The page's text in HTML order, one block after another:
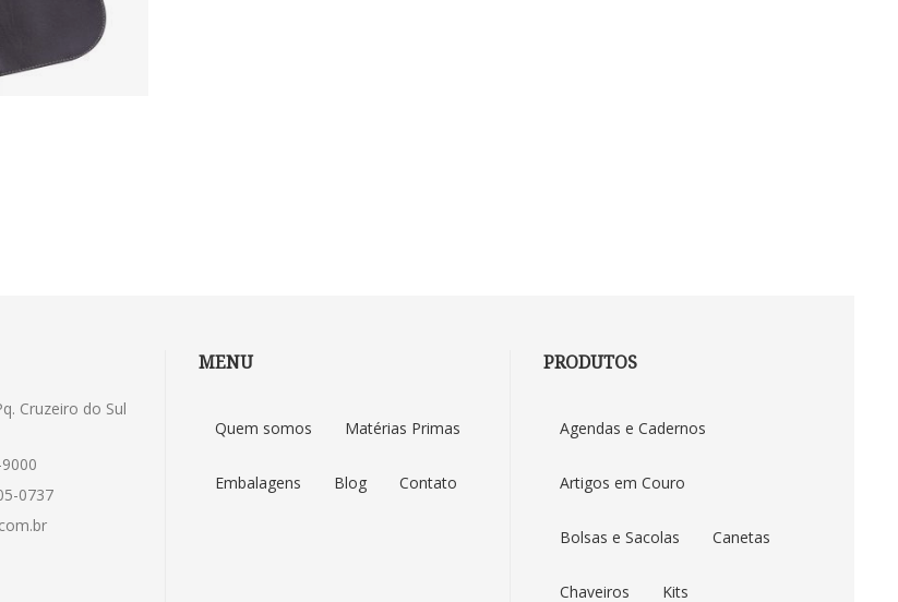
Cruzeiro do Sul
0737
MENU
Quem somos Matérias Primas
Embalagens Blog Contato
PRODUTOS
Agendas e Cadernos
Artigos em Couro
Bolsas e Sacolas Canetas
Chaveiros Kits